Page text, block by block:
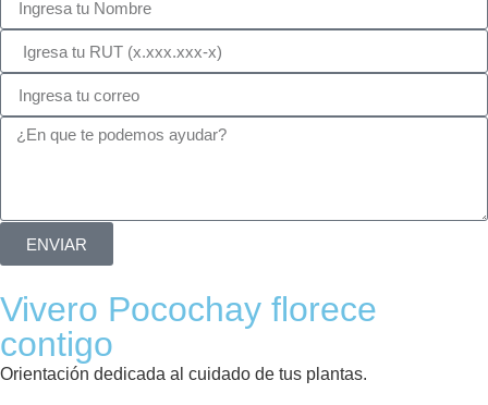
ENVIAR
Vivero Pocochay florece
contigo
Orientación dedicada al cuidado de tus plantas.